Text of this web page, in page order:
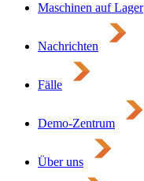
Maschinen auf Lager
Nachrichten
Fälle
Demo-Zentrum
Über uns